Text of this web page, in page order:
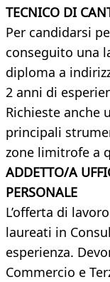
TECNICO DI
Per candidarsi
conseguito una
diploma a
2 anni di
Richieste anche
principali
zone limitrofe a
ADDETTO/A
PERSONALE
L’offerta di
laureati in
esperienza.
Commercio e